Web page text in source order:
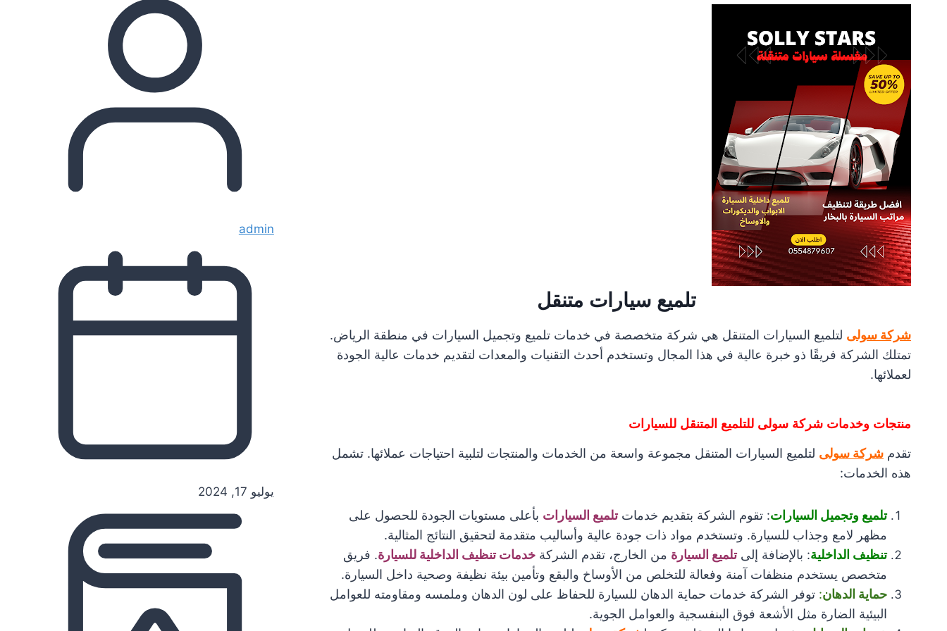
تلميع سيارات متنقل
شركة سولى لتلميع السيارات المتنقل هي شركة متخصصة في خدمات تلميع وتجميل السيارات في منطقة الرياض.
تمتلك الشركة فريقًا ذو خبرة عالية في هذا المجال وتستخدم أحدث التقنيات والمعدات لتقديم خدمات عالية الجودة
لعملائها.
منتجات وخدمات شركة سولى للتلميع المتنقل للسيارات
تقدمشركة سولى لتلميع السيارات المتنقل مجموعة واسعة من الخدمات والمنتجات لتلبية احتياجات عملائها. تشمل
هذه الخدمات:
تلميع وتجميل السيارات: تقوم الشركة بتقديم خدماتتلميع السيارات بأعلى مستويات الجودة للحصول على
مظهر لامع وجذاب للسيارة. وتستخدم مواد ذات جودة عالية وأساليب متقدمة لتحقيق النتائج المثالية.
تنظيف الداخلية: بالإضافة إلىتلميع السيارة من الخارج، تقدم الشركةخدمات تنظيف الداخلية للسيارة. فريق
متخصص يستخدم منظفات آمنة وفعالة للتخلص من الأوساخ والبقع وتأمين بيئة نظيفة وصحية داخل السيارة.
حماية الدهان: توفر الشركة خدمات حماية الدهان للسيارة للحفاظ على لون الدهان وملمسه ومقاومته للعوامل
البيئية الضارة مثل الأشعة فوق البنفسجية والعوامل الجوية.
admin
يوليو 17, 2024